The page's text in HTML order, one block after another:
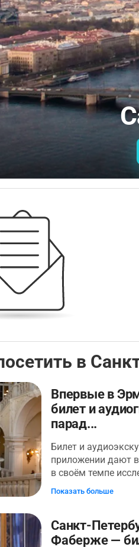
в
Впервые в
билет и
парад...
Билет и
приложении дают
в своём темпе
— второй по
маршрут по всем
километра. Эта
Показать больше
Санкт-
Фаберже —